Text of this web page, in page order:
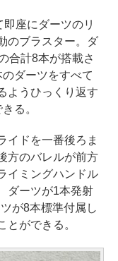
座にダーツのリ
のブラスター。ダ
合計8本が搭載さ
ダーツをすべて
ようひっくり返す
る。
イドを一番後ろま
方のバレルが前方
イミングハンドル
ダーツが1本発射
が8本標準付属し
とができる。